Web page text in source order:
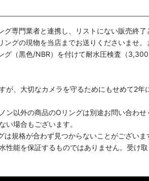
グ専門業者と連携し、リストにない販売終
ングの現物を当店までお送りくださいませ
グ（黒色/NBR）を付けて耐水圧検査（
が、大切なカメラを守るためにもせめて2年
ン以外の商品のOリングは別途お問い合わせ
い場合もございます。
は規格が合わず見つからないことがございま
性能を保証するものではありません。受け